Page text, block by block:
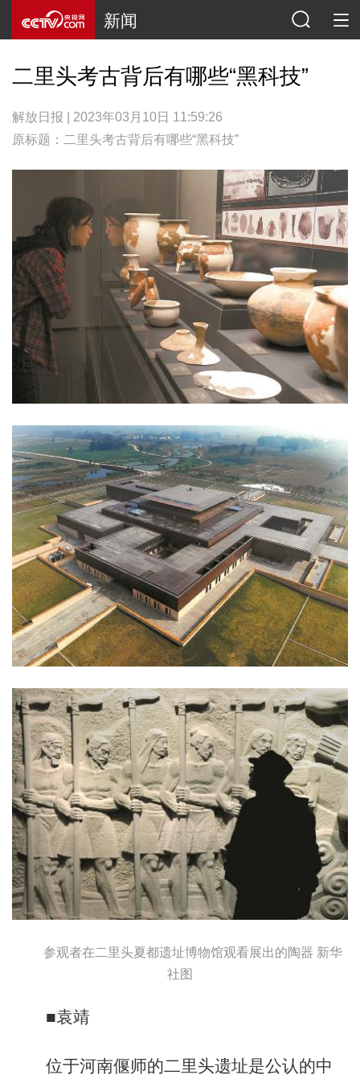
新闻
二里头考古背后有哪些“黑科技”
解放日报 | 2023年03月10日 11:59:26
原标题：二里头考古背后有哪些“黑科技”
参观者在二里头夏都遗址博物馆观看展出的陶器 新华
社图
■袁靖
位于河南偃师的二里头遗址是公认的中